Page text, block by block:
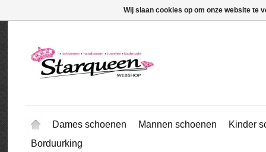
Dames schoenen Mannen schoenen
Kinder
Borduurking
Wij slaan cookies op om onze website te